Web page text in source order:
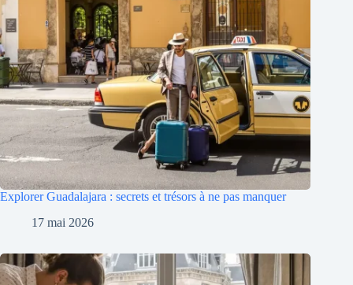
Explorer Guadalajara : secrets et trésors à ne pas manquer
17 mai 2026